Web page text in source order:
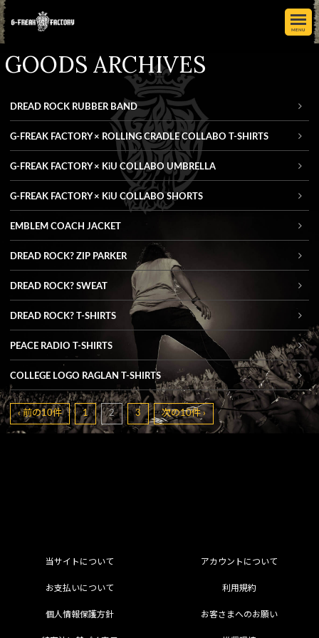
MENU
GOODS ARCHIVES
DREAD ROCK RUBBER BAND
G-FREAK FACTORY × ROLLING CRADLE COLLABO T-SHIRTS
G-FREAK FACTORY × KiU COLLABO UMBRELLA
G-FREAK FACTORY × KiU COLLABO SHORTS
EMBLEM COACH JACKET
DREAD ROCK? ZIP PARKER
DREAD ROCK? SWEAT
DREAD ROCK? T-SHIRTS
PEACE RADIO T-SHIRTS
COLLEGE LOGO RAGLAN T-SHIRTS
‹ 前の10件 1 2 3 次の10件 ›
当サイトについて アカウントについて
お支払いについて 利用規約
個人情報保護方針 お客さまへのお願い